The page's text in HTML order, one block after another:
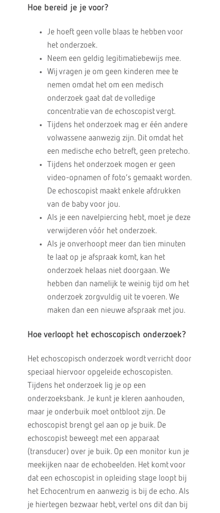
Hoe bereid je je voor?
Je hoeft geen volle blaas te hebben voor
het onderzoek.
Neem een geldig legitimatiebewijs mee.
Wij vragen je om geen kinderen mee te
nemen omdat het om een medisch
onderzoek gaat dat de volledige
concentratie van de echoscopist vergt.
Tijdens het onderzoek mag er één andere
volwassene aanwezig zijn. Dit omdat het
een medische echo betreft, geen pretecho.
Tijdens het onderzoek mogen er geen
video-opnamen of foto’s gemaakt worden.
De echoscopist maakt enkele afdrukken
van de baby voor jou.
Als je een navelpiercing hebt, moet je deze
verwijderen vóór het onderzoek.
Als je onverhoopt meer dan tien minuten
te laat op je afspraak komt, kan het
onderzoek helaas niet doorgaan. We
hebben dan namelijk te weinig tijd om het
onderzoek zorgvuldig uit te voeren. We
maken dan een nieuwe afspraak met jou.
Hoe verloopt het echoscopisch onderzoek?
Het echoscopisch onderzoek wordt verricht door
speciaal hiervoor opgeleide echoscopisten.
Tijdens het onderzoek lig je op een
onderzoeksbank. Je kunt je kleren aanhouden,
maar je onderbuik moet ontbloot zijn. De
echoscopist brengt gel aan op je buik. De
echoscopist beweegt met een apparaat
(transducer) over je buik. Op een monitor kun je
meekijken naar de echobeelden. Het komt voor
dat een echoscopist in opleiding stage loopt bij
het Echocentrum en aanwezig is bij de echo. Als
je hiertegen bezwaar hebt, vertel ons dit dan bij